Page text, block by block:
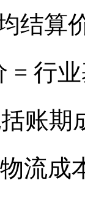
结算
= 行
账期
流成